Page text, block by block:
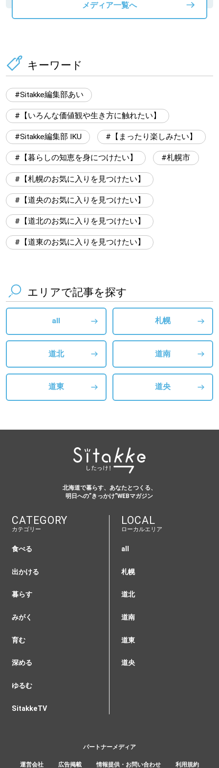
メディア一覧へ
キーワード
Sitakke編集部あい
【いろんな価値観や生き方に触れたい】
Sitakke編集部 IKU 【まったり楽しみたい】
【暮らしの知恵を身につけたい】 札幌市
【札幌のお気に入りを見つけたい】
【道央のお気に入りを見つけたい】
【道北のお気に入りを見つけたい】
【道東のお気に入りを見つけたい】
エリアで記事を探す
all 札幌
道北 道南
道東 道央
北海道で暮らす、あなたとつくる、
明日への”きっかけ”WEBマガジン
CATEGORY
カテゴリー
食べる
出かける
暮らす
みがく
育む
深める
ゆるむ
SitakkeTV
LOCAL
ローカルエリア
all
札幌
道北
道南
道東
道央
運営会社 広告掲載 情報提供・お問い合わせ 利用規約
パートナーメディア